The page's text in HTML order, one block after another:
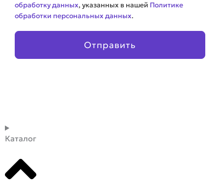
обработку данных, указанных в нашей Политике
обработки персональных данных.
Отправить
Каталог